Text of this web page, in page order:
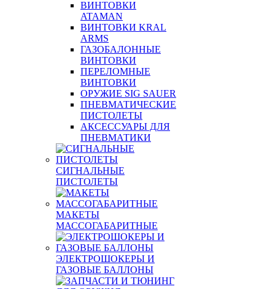
ВИНТОВКИ
ATAMAN
ВИНТОВКИ KRAL
ARMS
ГАЗОБАЛОННЫЕ
ВИНТОВКИ
ПЕРЕЛОМНЫЕ
ВИНТОВКИ
ОРУЖИЕ SIG SAUER
ПНЕВМАТИЧЕСКИЕ
ПИСТОЛЕТЫ
АКСЕССУАРЫ ДЛЯ
ПНЕВМАТИКИ
СИГНАЛЬНЫЕ
ПИСТОЛЕТЫ
МАКЕТЫ
МАССОГАБАРИТНЫЕ
ЭЛЕКТРОШОКЕРЫ И
ГАЗОВЫЕ БАЛЛОНЫ